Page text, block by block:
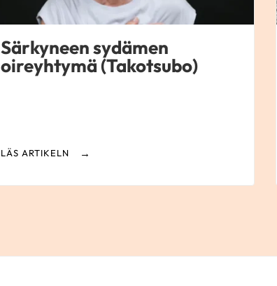
Särkyneen sydämen
oireyhtymä (Takotsubo)
LÄS ARTIKELN